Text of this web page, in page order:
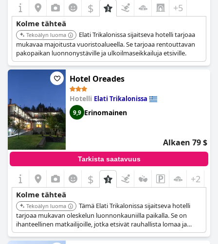
$ +5
Kolme tähteä
Tekoälyn luoma
Elati Trikalonissa sijaitseva hotelli tarjoaa
mukavaa majoitusta vuoristoalueella. Se tarjoaa rentouttavan
pakopaikan luonnonystäville ja ulkoilmaseikkailuja etsiville.
Hotel Oreades
Hotelli Elati Trikalonissa
9,9 Erinomainen
Alkaen 79 $
Tarkista saatavuus
$ +2
Kolme tähteä
Tekoälyn luoma
Tämä Elati Trikalonissa sijaitseva hotelli
tarjoaa mukavan oleskelun luonnonkauniilla paikalla. Se on
ihanteellinen matkailijoille, jotka etsivät rauhallista lomaa ja
luonnonläheistä ympäristöä.